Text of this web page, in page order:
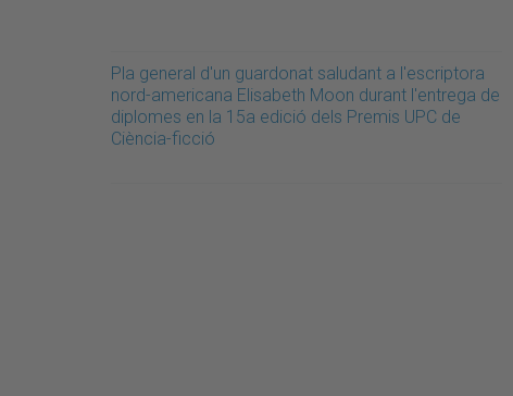
Pla general d'un guardonat saludant a l'escriptora
nord-americana Elisabeth Moon durant l'entrega de
diplomes en la 15a edició dels Premis UPC de
Ciència-ficció